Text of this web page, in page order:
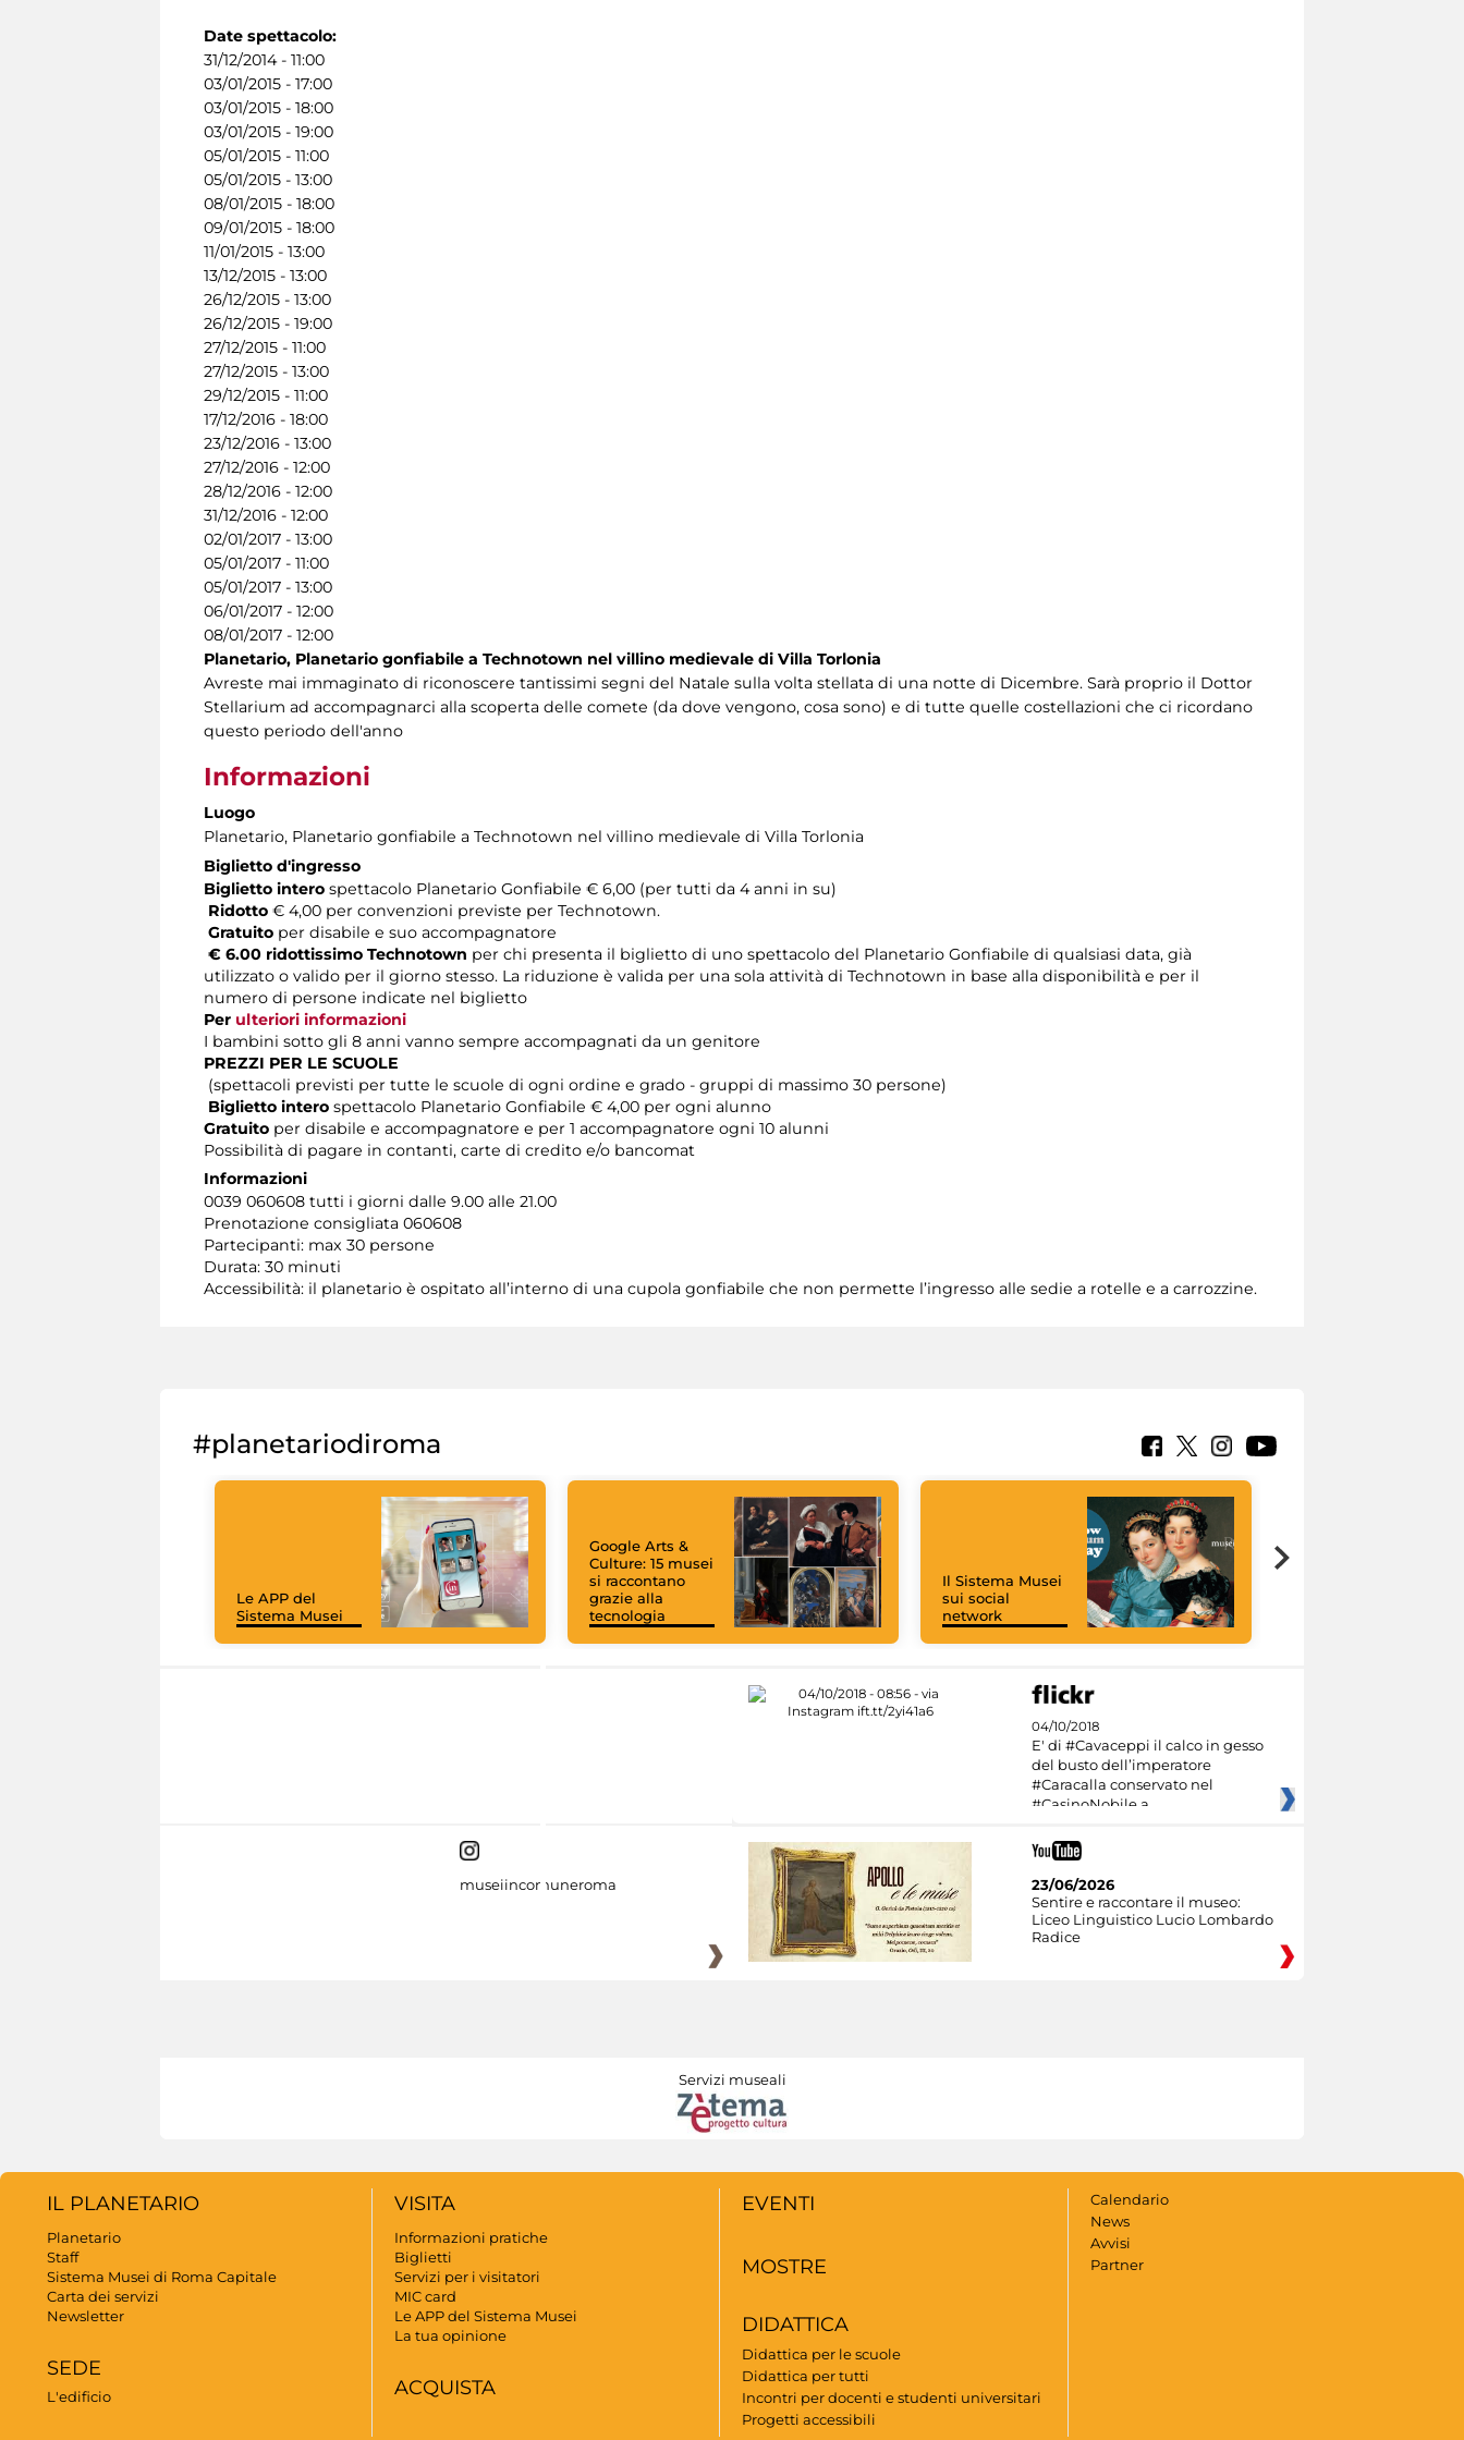
Date spettacolo:
31/12/2014 - 11:00
03/01/2015 - 17:00
03/01/2015 - 18:00
03/01/2015 - 19:00
05/01/2015 - 11:00
05/01/2015 - 13:00
08/01/2015 - 18:00
09/01/2015 - 18:00
11/01/2015 - 13:00
13/12/2015 - 13:00
26/12/2015 - 13:00
26/12/2015 - 19:00
27/12/2015 - 11:00
27/12/2015 - 13:00
29/12/2015 - 11:00
17/12/2016 - 18:00
23/12/2016 - 13:00
27/12/2016 - 12:00
28/12/2016 - 12:00
31/12/2016 - 12:00
02/01/2017 - 13:00
05/01/2017 - 11:00
05/01/2017 - 13:00
06/01/2017 - 12:00
08/01/2017 - 12:00
Planetario, Planetario gonfiabile a Technotown nel villino medievale di Villa Torlonia
Avreste mai immaginato di riconoscere tantissimi segni del Natale sulla volta stellata di una notte di Dicembre. Sarà proprio il Dottor
Stellarium ad accompagnarci alla scoperta delle comete (da dove vengono, cosa sono) e di tutte quelle costellazioni che ci ricordano
questo periodo dell'anno
Informazioni
Luogo
Planetario, Planetario gonfiabile a Technotown nel villino medievale di Villa Torlonia
Biglietto d'ingresso
Biglietto intero spettacolo Planetario Gonfiabile € 6,00 (per tutti da 4 anni in su)
Ridotto € 4,00 per convenzioni previste per Technotown.
Gratuito per disabile e suo accompagnatore
€ 6.00 ridottissimo Technotown per chi presenta il biglietto di uno spettacolo del Planetario Gonfiabile di qualsiasi data, già
utilizzato o valido per il giorno stesso. La riduzione è valida per una sola attività di Technotown in base alla disponibilità e per il
numero di persone indicate nel biglietto
Per ulteriori informazioni
I bambini sotto gli 8 anni vanno sempre accompagnati da un genitore
PREZZI PER LE SCUOLE
(spettacoli previsti per tutte le scuole di ogni ordine e grado - gruppi di massimo 30 persone)
Biglietto intero spettacolo Planetario Gonfiabile € 4,00 per ogni alunno
Gratuito per disabile e accompagnatore e per 1 accompagnatore ogni 10 alunni
Possibilità di pagare in contanti, carte di credito e/o bancomat
Informazioni
0039 060608 tutti i giorni dalle 9.00 alle 21.00
Prenotazione consigliata 060608
Partecipanti: max 30 persone
Durata: 30 minuti
Accessibilità: il planetario è ospitato all’interno di una cupola gonfiabile che non permette l’ingresso alle sedie a rotelle e a carrozzine.
#planetariodiroma
Le APP del
Sistema Musei
Google Arts &
Culture: 15 musei
si raccontano
grazie alla
tecnologia
Il Sistema Musei
sui social
network
04/10/2018
E' di #Cavaceppi il calco in gesso
del busto dell’imperatore
#Caracalla conservato nel
#CasinoNobile a
museiincomuneroma
23/06/2026
Sentire e raccontare il museo:
Liceo Linguistico Lucio Lombardo
Radice
Servizi museali
IL PLANETARIO
Planetario
Staff
Sistema Musei di Roma Capitale
Carta dei servizi
Newsletter
SEDE
L'edificio
VISITA
Informazioni pratiche
Biglietti
Servizi per i visitatori
MIC card
Le APP del Sistema Musei
La tua opinione
ACQUISTA
EVENTI
MOSTRE
DIDATTICA
Didattica per le scuole
Didattica per tutti
Incontri per docenti e studenti universitari
Progetti accessibili
Calendario
News
Avvisi
Partner